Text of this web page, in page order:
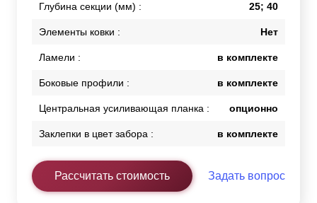
Глубина секции (мм) : 25; 40
Элементы ковки : Нет
Ламели : в комплекте
Боковые профили : в комплекте
Центральная усиливающая планка : опционно
Заклепки в цвет забора : в комплекте
Рассчитать стоимость Задать вопрос